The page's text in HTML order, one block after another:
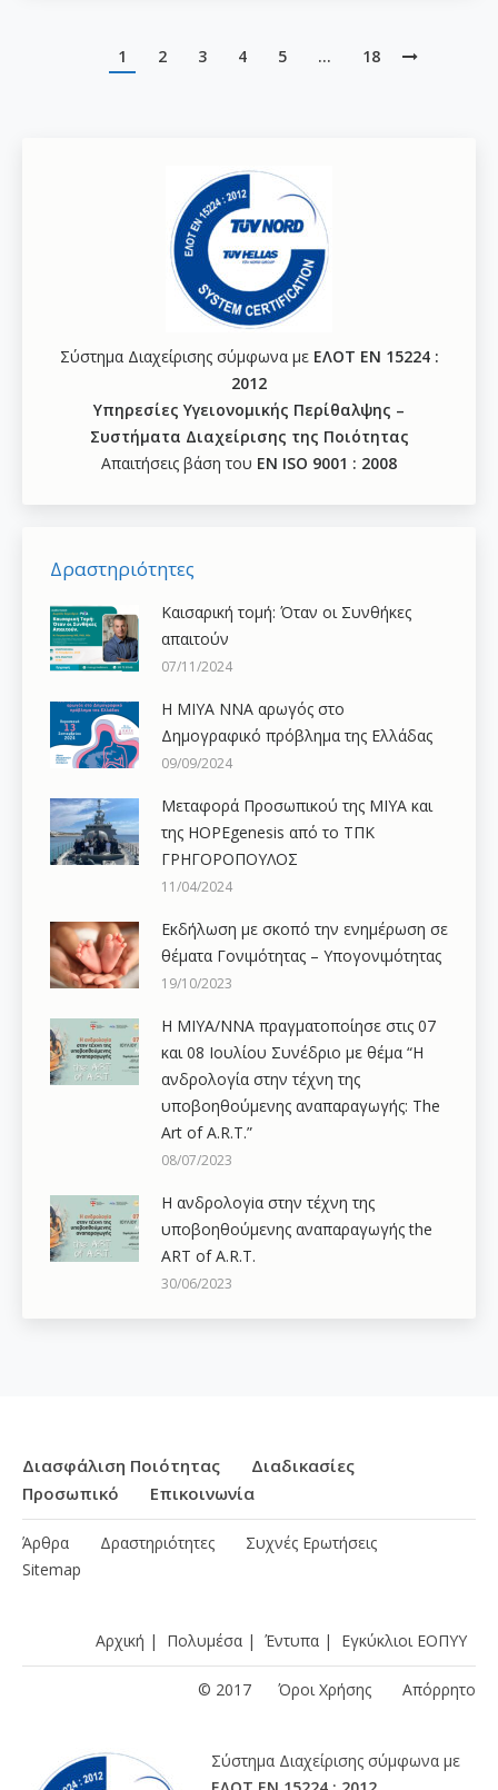
1 2 3 4 5 … 18
Σύστημα Διαχείρισης σύμφωνα με ΕΛΟΤ ΕΝ 15224 :
2012
Υπηρεσίες Υγειονομικής Περίθαλψης –
Συστήματα Διαχείρισης της Ποιότητας
Απαιτήσεις βάση του ΕΝ ISO 9001 : 2008
Δραστηριότητες
Καισαρική τομή: Όταν οι Συνθήκες
απαιτούν
07/11/2024
H ΜΙΥΑ ΝΝΑ αρωγός στο
Δημογραφικό πρόβλημα της Ελλάδας
09/09/2024
Μεταφορά Προσωπικού της ΜΙΥΑ και
της HOPEgenesis από το ΤΠΚ
ΓΡΗΓΟΡΟΠΟΥΛΟΣ
11/04/2024
Εκδήλωση με σκοπό την ενημέρωση σε
θέματα Γονιμότητας – Υπογονιμότητας
19/10/2023
Η ΜΙΥΑ/ΝΝΑ πραγματοποίησε στις 07
και 08 Ιουλίου Συνέδριο με θέμα “Η
ανδρολογία στην τέχνη της
υποβοηθούμενης αναπαραγωγής: The
Art of A.R.T.”
08/07/2023
Η ανδρολογiα στην τέχνη της
υποβοηθούμενης αναπαραγωγής the
ART of A.R.T.
30/06/2023
Διασφάλιση Ποιότητας
Διαδικασίες
Προσωπικό
Επικοινωνία
Άρθρα Δραστηριότητες
Συχνές Ερωτήσεις
Sitemap
Αρχική | Πολυμέσα | Έντυπα | Εγκύκλιοι ΕΟΠΥΥ
© 2017 Όροι Χρήσης Απόρρητο
Σύστημα Διαχείρισης σύμφωνα με